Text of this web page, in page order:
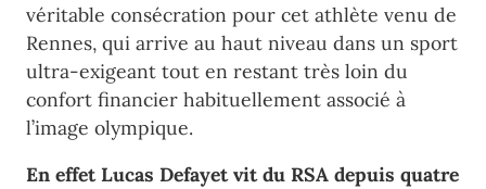
véritable consécration pour cet athlète venu de
Rennes, qui arrive au haut niveau dans un sport
ultra-exigeant tout en restant très loin du
confort financier habituellement associé à
l’image olympique.
En effet Lucas Defayet vit du RSA depuis quatre